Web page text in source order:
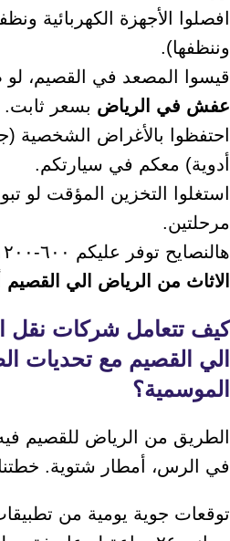
افصلوا الأجهزة الكهربائية
وننظفها).
قيسوا المصعد في القصيم،
عفش في الرياض بسعر ثابت.
احتفظوا بالأغراض الشخصية
أدوية) معكم في سيارتكم.
استغلوا التخزين المؤقت لو
مرحلتين.
هالنصايح توفر عليكم ٦٠٠-١٢٠٠ ريال، وتخلي
الاثاث من الرياض الي القصيم
كيف تتعامل شركات نقل
الي القصيم مع تحديات
الموسمية؟
الطريق من الرياض للقصيم
في الرس، أمطار شتوية. خطتنا
توقعات جوية يومية من